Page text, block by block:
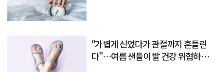
"가볍게 신었다가 관절까지 흔들린
다"…여름 샌들이 발 건강 위협하는